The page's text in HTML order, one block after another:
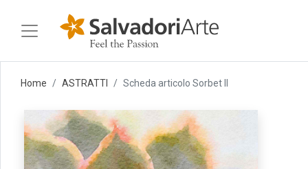
Home ASTRATTI Scheda articolo Sorbet II